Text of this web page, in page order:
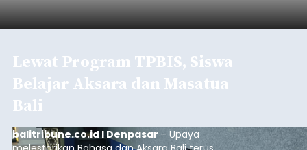
Lewat Program TPBIS, Siswa
Belajar Aksara dan Masatua
Bali
balitribune.co.id I Denpasar – Upaya